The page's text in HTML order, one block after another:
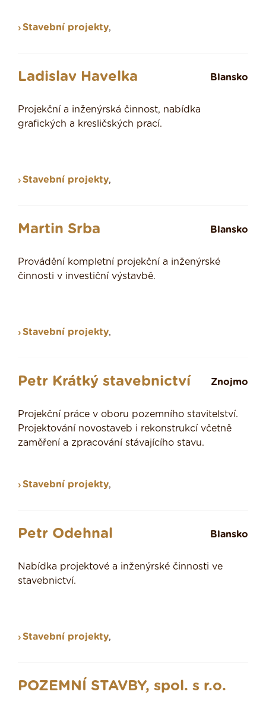
Stavební projekty,
Ladislav Havelka Blansko
Projekční a inženýrská činnost, nabídka
grafických a kresličských prací.
Stavební projekty,
Martin Srba Blansko
Provádění kompletní projekční a inženýrské
činnosti v investiční výstavbě.
Stavební projekty,
Petr Krátký stavebnictví Znojmo
Projekční práce v oboru pozemního stavitelství.
Projektování novostaveb i rekonstrukcí včetně
zaměření a zpracování stávajícího stavu.
Stavební projekty,
Petr Odehnal Blansko
Nabídka projektové a inženýrské činnosti ve
stavebnictví.
Stavební projekty,
POZEMNÍ STAVBY, spol. s r.o.